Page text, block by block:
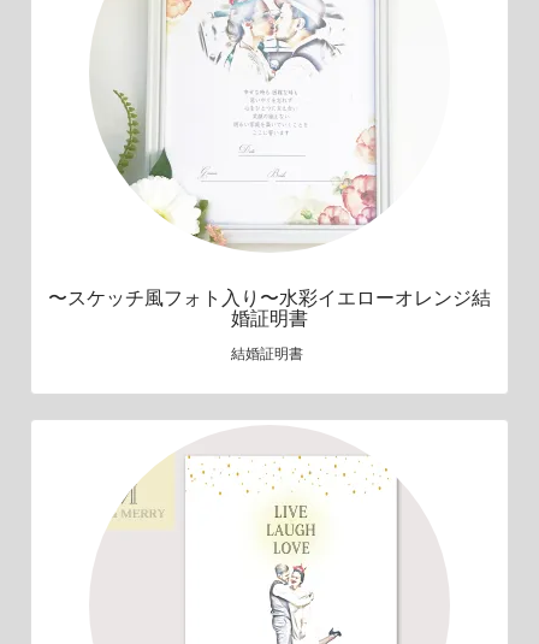
〜スケッチ風フォト入り〜水彩イエローオレンジ結
婚証明書
結婚証明書